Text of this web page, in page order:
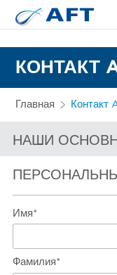
КОНТАКТ
Главная Контакт
НАШИ
ЕВРОПА И
АЗИЯ И
Имя*
Фамилия*